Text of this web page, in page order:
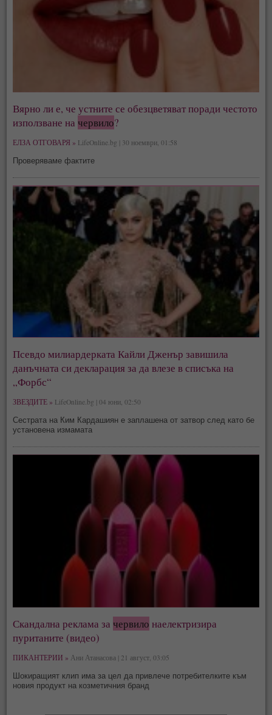
Вярно ли е, че устните се обезцветяват поради честото
използване начервило?
ЕЛЗА ОТГОВАРЯ » LifeOnline.bg | 30 ноември, 01:58
Проверяваме фактите
Псевдо милиардерката Кайли Дженър завишила
данъчната си декларация за да влезе в списъка на
„Форбс“
ЗВЕЗДИТЕ » LifeOnline.bg | 04 юни, 02:50
Сестрата на Ким Кардашиян е заплашена от затвор след като бе
установена измамата
Скандална реклама зачервило наелектризира
пуританите (видео)
ПИКАНТЕРИИ » Ани Атанасова | 21 август, 03:05
Шокиращият клип има за цел да привлече потребителките към
новия продукт на козметичния бранд